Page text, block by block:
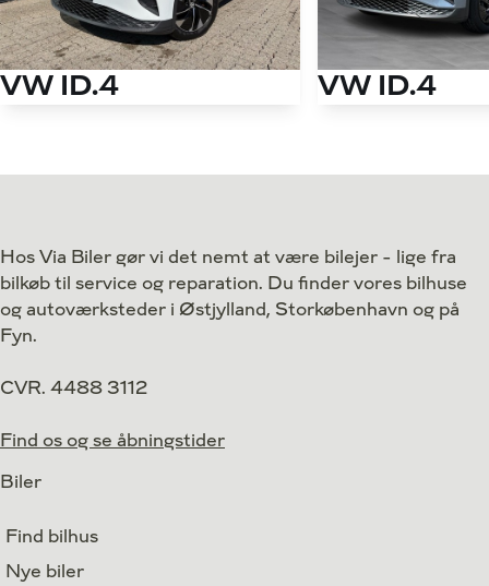
VW ID.4
Lokation
Egå
Kontant
248.900
VW ID.4
Lokation
Kontant
Hos Via Biler gør vi det nemt at være bilejer - lige fra
bilkøb til service og reparation. Du finder vores bilhuse
og autoværksteder i Østjylland, Storkøbenhavn og på
Fyn.
CVR. 4488 3112
Find os og se åbningstider
Biler
Find bilhus
Nye biler